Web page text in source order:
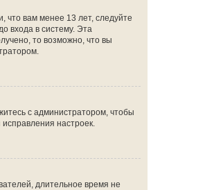
что вам менее 13 лет, следуйте
входа в систему. Эта
то возможно, что вы
с администратором, чтобы
настроек.
длительное время не